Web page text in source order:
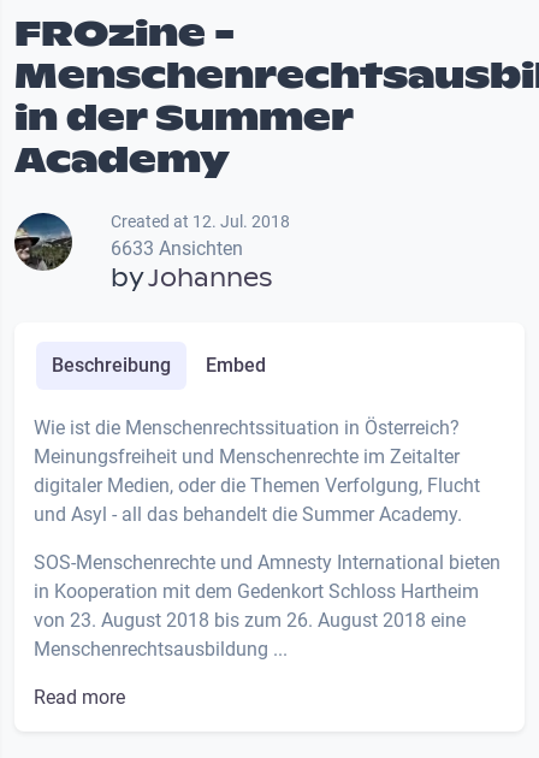
FROzine -
in der Summer
Academy
Created at 12. Jul. 2018
6633 Ansichten
byJohannes
Beschreibung Embed
Wie ist die Menschenrechtssituation in Österreich?
Meinungsfreiheit und Menschenrechte im Zeitalter
digitaler Medien, oder die Themen Verfolgung, Flucht
und Asyl - all das behandelt die Summer Academy.
SOS-Menschenrechte und Amnesty International bieten
in Kooperation mit dem Gedenkort Schloss Hartheim
von 23. August 2018 bis zum 26. August 2018 eine
Menschenrechtsausbildung ...
Read more